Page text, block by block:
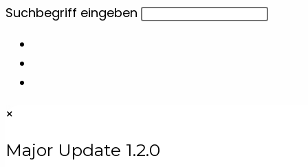
Diese
durchsuchen
Suchbegriff eingeben
×
Major Update 1.2.0